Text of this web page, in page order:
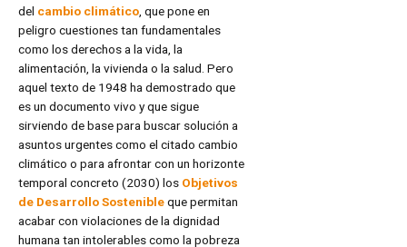
del cambio climático , que pone en
peligro cuestiones tan fundamentales
como los derechos a la vida, la
alimentación, la vivienda o la salud. Pero
aquel texto de 1948 ha demostrado que
es un documento vivo y que sigue
sirviendo de base para buscar solución a
asuntos urgentes como el citado cambio
climático o para afrontar con un horizonte
temporal concreto (2030) los Objetivos
de Desarrollo Sostenibleque permitan
acabar con violaciones de la dignidad
humana tan intolerables como la pobreza